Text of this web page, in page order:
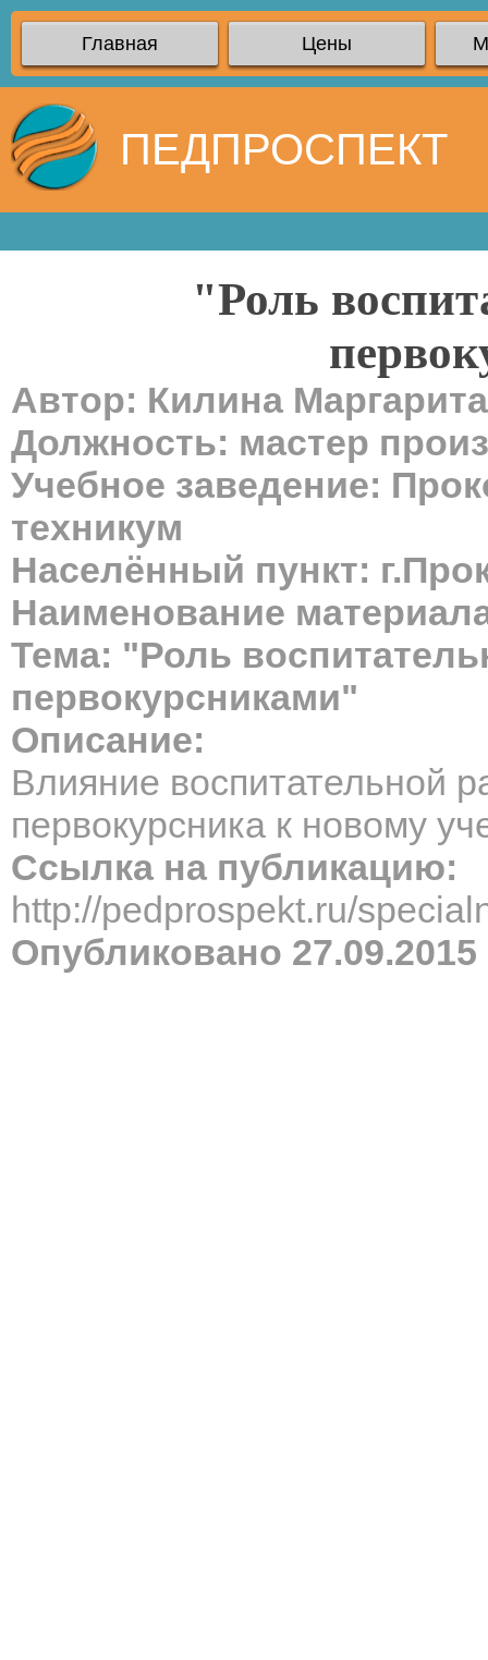
Главная Цены
ПЕДПРОСПЕКТ
"Роль
Автор: Килина
Должность: мастер
Учебное заведение:
техникум
Населённый пункт:
Наименование
Тема: "Роль
первокурсниками"
Описание:
Влияние воспитательной
первокурсника к новому
Ссылка на публикацию:
http://pedprospekt.ru/
Опубликовано 27.09.2015